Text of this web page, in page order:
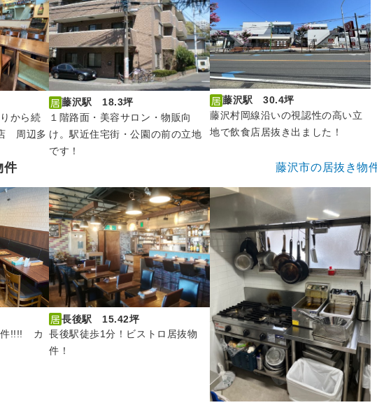
から続
周辺多
藤沢駅 18.3坪
１階路面・美容サロン・物販向
け。駅近住宅街・公園の前の立地
です！
藤沢駅 30.4坪
藤沢村岡線沿いの視認性の高い立
地で飲食店居抜き出ました！
件 藤沢市の居抜き物
件!!!! カ
長後駅 15.42坪
長後駅徒歩1分！ビストロ居抜物
件！